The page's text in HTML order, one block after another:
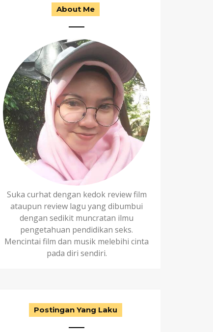
About Me
Suka curhat dengan kedok review film
ataupun review lagu yang dibumbui
dengan sedikit muncratan ilmu
pengetahuan pendidikan seks.
Mencintai film dan musik melebihi cinta
pada diri sendiri.
Postingan Yang Laku